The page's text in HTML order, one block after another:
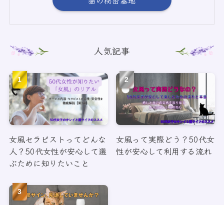
人気記事
女風セラピストってどんな
人？50代女性が安心して選
ぶために知りたいこと
女風って実際どう？50代女
性が安心して利用する流れ